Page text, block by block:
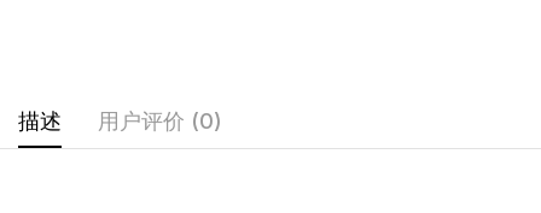
描述 用户评价 (0)